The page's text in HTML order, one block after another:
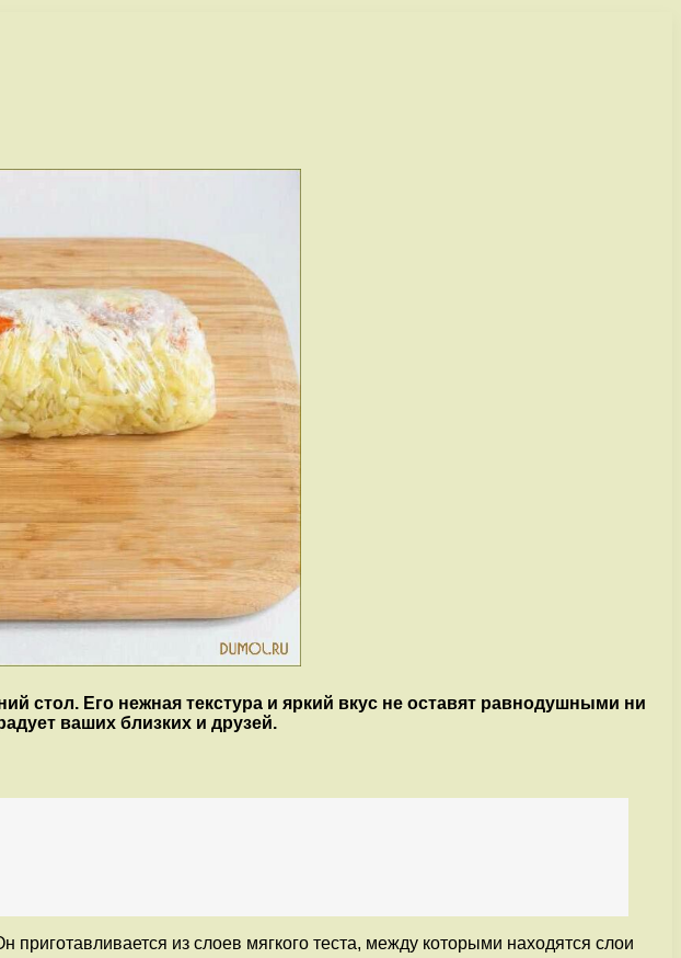
стол. Его нежная текстура и яркий вкус не оставят равнодушными ни
ваших близких и друзей.
из слоев мягкого теста, между которыми находятся слои